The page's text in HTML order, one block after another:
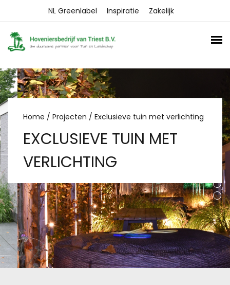
NL Greenlabel Inspiratie Zakelijk
Home / Projecten / Exclusieve tuin met verlichting
EXCLUSIEVE TUIN MET
VERLICHTING